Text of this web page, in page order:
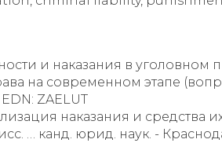
и наказания в уголовном
на современном этапе
ZAELUT
наказания и средства
… канд. юрид. наук. -